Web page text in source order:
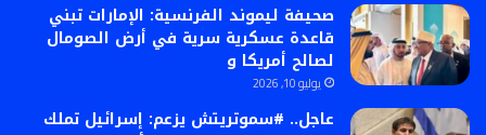
صحيفة ليموند الفرنسية: الإمارات تبني
قاعدة عسكرية سرية في أرض الصومال
لصالح أمريكا و
يوليو 10, 2026
عاجل.. #سموتريتش يزعم: إسرائيل تملك